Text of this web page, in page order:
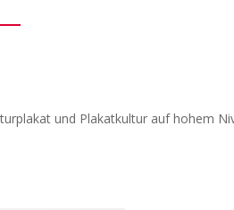
und Plakatkultur auf hohem